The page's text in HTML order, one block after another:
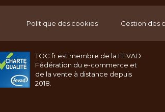
Politique des cookies Gestion des
TOC.fr est membre de la FEVAD
Fédération du e-commerce et
de la vente à distance depuis
2018.